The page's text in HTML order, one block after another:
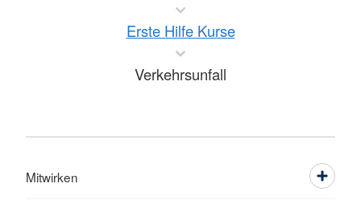
Erste Hilfe Kurse
Verkehrsunfall
Mitwirken